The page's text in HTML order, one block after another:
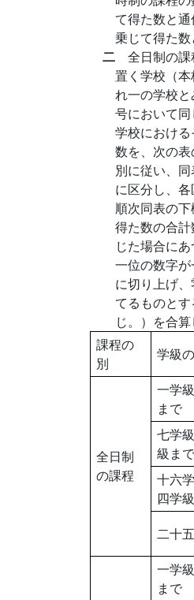
て得た数と
乗じて得た
二 全日制の
置く学校（
れ一の学校
号において
学校におけ
数を、次の
別に従い、
に区分し、各
順次同表の
得た数の合
じた場合に
一位の数字
に切り上げ
てるものと
じ。）を合
課程の
別
学級
全日制
の課程
一学
まで
七学
級まで
十六
四学
二十
一学
まで